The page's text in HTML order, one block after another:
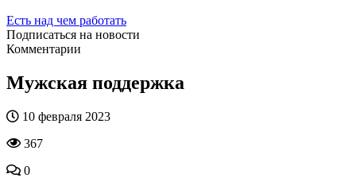
Есть над чем работать
Подписаться на новости
Комментарии
Мужская поддержка
10 февраля 2023
367
0